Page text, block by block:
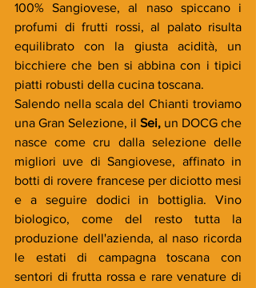
100% Sangiovese, al naso spiccano i
profumi di frutti rossi, al palato risulta
equilibrato con la giusta acidità, un
bicchiere che ben si abbina con i tipici
piatti robusti della cucina toscana.
Salendo nella scala del Chianti troviamo
una Gran Selezione, il Sei, un DOCG che
nasce come cru dalla selezione delle
migliori uve di Sangiovese, affinato in
botti di rovere francese per diciotto mesi
e a seguire dodici in bottiglia. Vino
biologico, come del resto tutta la
produzione dell'azienda, al naso ricorda
le estati di campagna toscana con
sentori di frutta rossa e rare venature di